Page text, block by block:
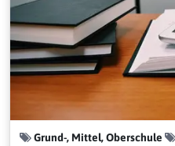
Grund-, Mittel, Oberschule